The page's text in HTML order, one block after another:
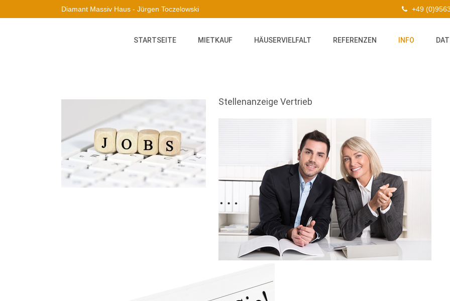
Diamant Massiv Haus - Jürgen Toczelowski +49
STARTSEITE MIETKAUF HÄUSERVIELFALT REFERENZEN INFO
Stellenanzeige Vertrieb